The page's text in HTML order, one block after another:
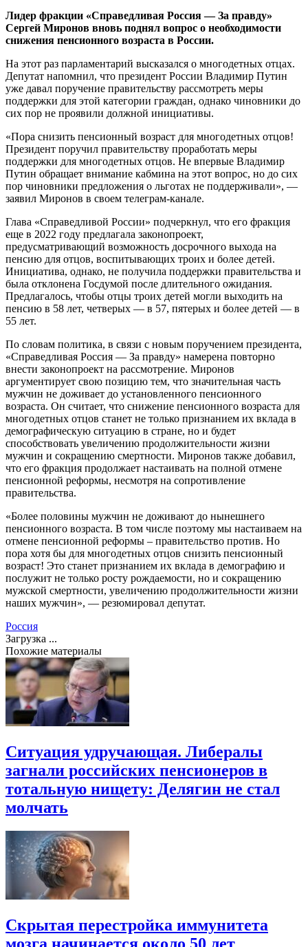
Лидер фракции «Справедливая Россия — За правду»
Сергей Миронов вновь поднял вопрос о необходимости
снижения пенсионного возраста в России.
На этот раз парламентарий высказался о многодетных отцах.
Депутат напомнил, что президент России Владимир Путин
уже давал поручение правительству рассмотреть меры
поддержки для этой категории граждан, однако чиновники до
сих пор не проявили должной инициативы.
«Пора снизить пенсионный возраст для многодетных отцов!
Президент поручил правительству проработать меры
поддержки для многодетных отцов. Не впервые Владимир
Путин обращает внимание кабмина на этот вопрос, но до сих
пор чиновники предложения о льготах не поддерживали», —
заявил Миронов в своем телеграм-канале.
Глава «Справедливой России» подчеркнул, что его фракция
еще в 2022 году предлагала законопроект,
предусматривающий возможность досрочного выхода на
пенсию для отцов, воспитывающих троих и более детей.
Инициатива, однако, не получила поддержки правительства и
была отклонена Госдумой после длительного ожидания.
Предлагалось, чтобы отцы троих детей могли выходить на
пенсию в 58 лет, четверых — в 57, пятерых и более детей — в
55 лет.
По словам политика, в связи с новым поручением президента,
«Справедливая Россия — За правду» намерена повторно
внести законопроект на рассмотрение. Миронов
аргументирует свою позицию тем, что значительная часть
мужчин не доживает до установленного пенсионного
возраста. Он считает, что снижение пенсионного возраста для
многодетных отцов станет не только признанием их вклада в
демографическую ситуацию в стране, но и будет
способствовать увеличению продолжительности жизни
мужчин и сокращению смертности. Миронов также добавил,
что его фракция продолжает настаивать на полной отмене
пенсионной реформы, несмотря на сопротивление
правительства.
«Более половины мужчин не доживают до нынешнего
пенсионного возраста. В том числе поэтому мы настаиваем на
отмене пенсионной реформы – правительство против. Но
пора хотя бы для многодетных отцов снизить пенсионный
возраст! Это станет признанием их вклада в демографию и
послужит не только росту рождаемости, но и сокращению
мужской смертности, увеличению продолжительности жизни
наших мужчин», — резюмировал депутат.
Россия
Загрузка ...
Похожие материалы
Ситуация удручающая. Либералы
загнали российских пенсионеров в
тотальную нищету: Делягин не стал
молчать
Скрытая перестройка иммунитета
мозга начинается около 50 лет